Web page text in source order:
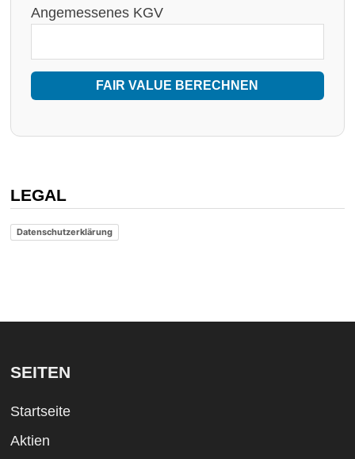
Angemessenes KGV
FAIR VALUE BERECHNEN
LEGAL
Datenschutzerklärung
SEITEN
Startseite
Aktien